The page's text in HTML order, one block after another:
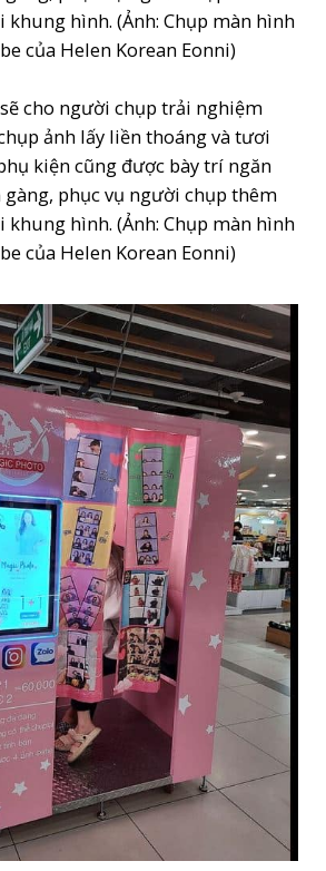
cho người chụp trải nghiệm
ảnh lấy liền thoáng và tươi
kiện cũng được bày trí ngăn
gàng, phục vụ người chụp thêm
hình. (Ảnh: Chụp màn hình
của Helen Korean Eonni)